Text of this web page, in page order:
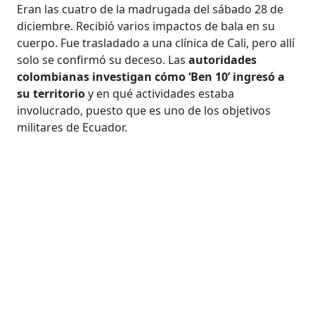
Eran las cuatro de la madrugada del sábado 28 de
diciembre. Recibió varios impactos de bala en su
cuerpo. Fue trasladado a una clínica de Cali, pero allí
solo se confirmó su deceso. Lasautoridades
colombianas investigan cómo ‘Ben 10’ ingresó a
su territorioy en qué actividades estaba
involucrado, puesto que es uno de los objetivos
militares de Ecuador.